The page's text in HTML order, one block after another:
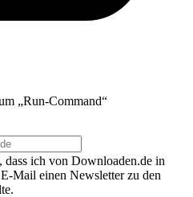
„Run-Command“
dass ich von Downloaden.de in
Mail einen Newsletter zu den